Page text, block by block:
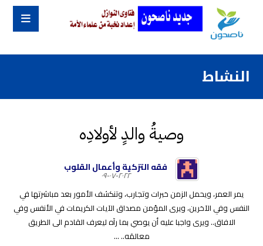
النشاط
وصيةُ والدٍ لأولادِه
فقه التزكية وأعمال القلوب
٢٠٢٢-٠٧-٠٩
يمر العمر، ويحمل الزمن خبرات وتجارب، وتنكشف الأمور بعد مباشرتها في
النفس وفي الآخرين، ويرى المؤمن مصداق الآيات الكريمات في الأنفس وفي
الافاق.. ويرى واجبا عليه أن يوصي بما رآه ليعرف القادم الى الطريق
معالمَه.. ...